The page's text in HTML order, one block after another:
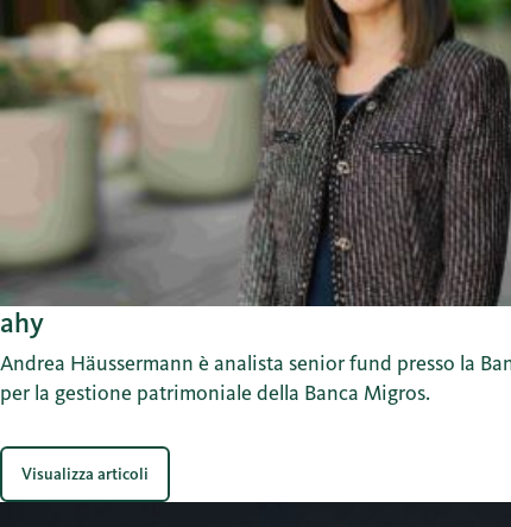
ahy
Andrea Häussermann è analista senior fund presso la
per la gestione patrimoniale della Banca Migros.
Visualizza articoli